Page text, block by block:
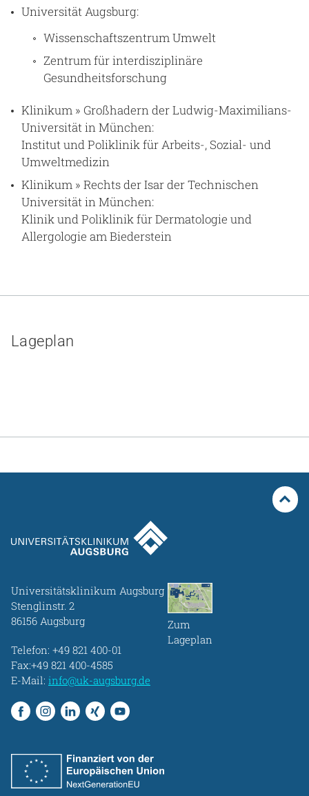
Universität Augsburg:
Wissenschaftszentrum Umwelt
Zentrum für interdisziplinäre
Gesundheitsforschung
Klinikum » Großhadern der Ludwig-Maximilians-
Universität in München:
Institut und Poliklinik für Arbeits-, Sozial- und
Umweltmedizin
Klinikum » Rechts der Isar der Technischen
Universität in München:
Klinik und Poliklinik für Dermatologie und
Allergologie am Biederstein
Lageplan
Universitätsklinikum Augsburg
Stenglinstr. 2
86156 Augsburg
Telefon: +49 821 400-01
Fax:+49 821 400-4585
E-Mail: info@uk-augsburg.de
Zum
Lageplan